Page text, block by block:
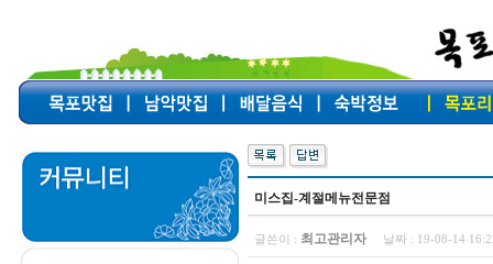
미스집-계절메뉴전문점
글쓴이 : 최고관리자 날짜 : 19-08-14